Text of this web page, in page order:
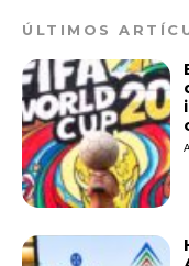
ÚLTIMOS